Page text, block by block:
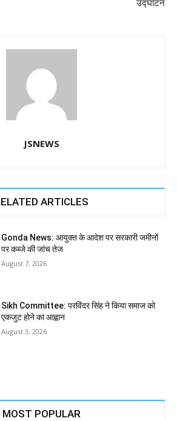
उद्घाटन
JSNEWS
ARTICLES
Gonda News: आयुक्त के आदेश पर सरकारी जमीनों
पर कब्जे की जांच तेज
August 7, 2026
Sikh Committee: परविंदर सिंह ने किया समाज को
एकजुट होने का आह्वान
August 3, 2026
MOST POPULAR